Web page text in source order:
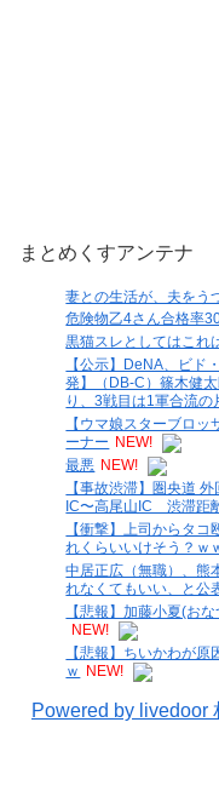
まとめくすアンテナ
妻との生活が、夫をう
危険物乙4さん合格率
黒猫スレとしてはこれ
【公示】DeNA、ビド
発】（DB-C）篠木健
り、3戦目は1軍合流の
【ウマ娘スターブロ
ーナー NEW!
最悪 NEW!
【事故渋滞】圏央道
IC〜高尾山IC 渋滞距
【衝撃】上司からタ
れくらいいけそう？ｗ
中居正広（無職）、熊
れなくてもいい、と公
【悲報】加藤小夏(お
NEW!
【悲報】ちいかわが
ｗ
NEW!
Powered by livedoor